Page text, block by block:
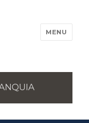
MENU